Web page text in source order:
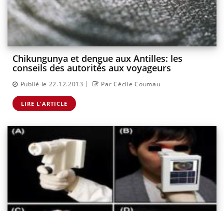
Chikungunya et dengue aux Antilles: les
conseils des autorités aux voyageurs
Publié le 22.12.2013 | Par Cécile Coumau
LIRE L'ARTICLE